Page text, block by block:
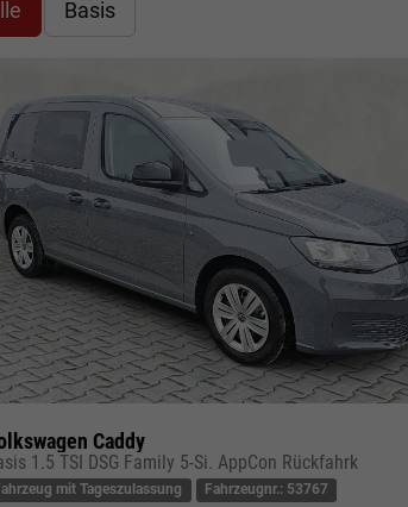
Basis
Caddy
1.5 TSI DSG Family 5-Si. AppCon Rückfahrk
mit Tageszulassung
Fahrzeugnr.: 53767